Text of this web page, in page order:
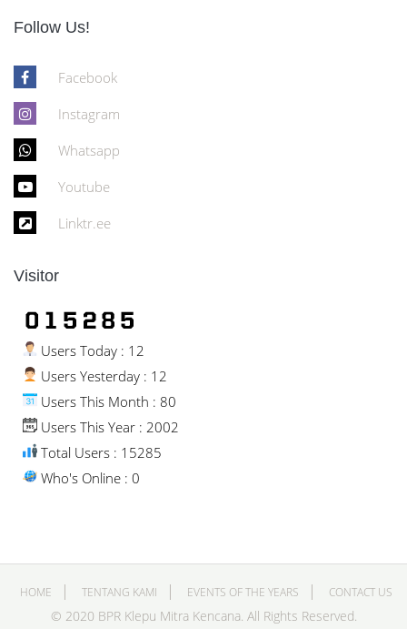
Follow Us!
Facebook
Instagram
Whatsapp
Youtube
Linktr.ee
Visitor
Users Today : 12
Users Yesterday : 12
Users This Month : 80
Users This Year : 2002
Total Users : 15285
Who's Online : 0
HOME TENTANG KAMI EVENTS OF THE YEARS CONTACT US
© 2020 BPR Klepu Mitra Kencana. All Rights Reserved.